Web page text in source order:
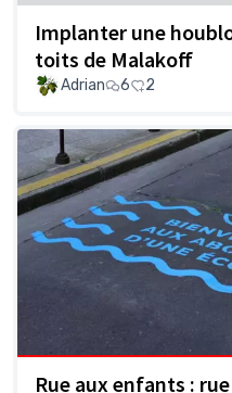
Implanter une
toits de Malakoff
Adrian 6 2
Rue aux enfants :